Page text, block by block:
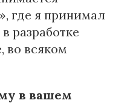
где я принимал
разработке
во всяком
в вашем